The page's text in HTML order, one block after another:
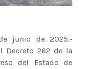
junio de 2025.-
Decreto 262 de la
del Estado de